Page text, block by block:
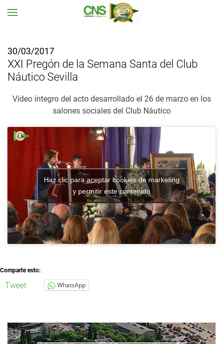
30/03/2017
XXI Pregón de la Semana Santa del Club
Náutico Sevilla
Vídeo íntegro del acto desarrollado el 26 de marzo en los
salones sociales del Club Náutico
Haz clic para aceptar cookies de marketing
y permitir este contenido
Comparte esto:
Tweet WhatsApp